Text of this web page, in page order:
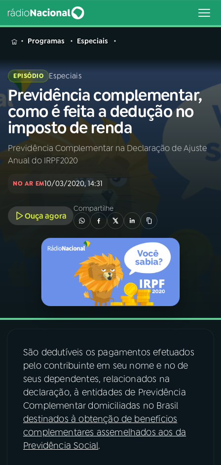
MENU
Buscar
na
Rádio
Nacional
Buscar
AO VIVO
INÍCIO
A RÁDIO
PROGRAMAÇÃO
PROGRAMAS
ÚLTIMAS
08FESTIVAL DE MÚSICA
ACOMPANHE A RÁDIO NACIONAL
Programas Especiais
EPISÓDIO Especiais
Previdência complementar,
como é feita a dedução no
imposto de renda
Previdência Complementar na Declaração de Ajuste
Anual do IRPF2020
NO AR EM10/03/2020, 14:31
Ouça agora
Compartilhe
São dedutíveis os pagamentos efetuados
pelo contribuinte em seu nome e no de
seus dependentes, relacionados na
declaração, à entidades de Previdência
Complementar domiciliadas no Brasil
destinados à obtenção de benefícios
complementares assemelhados aos da
Previdência Social.